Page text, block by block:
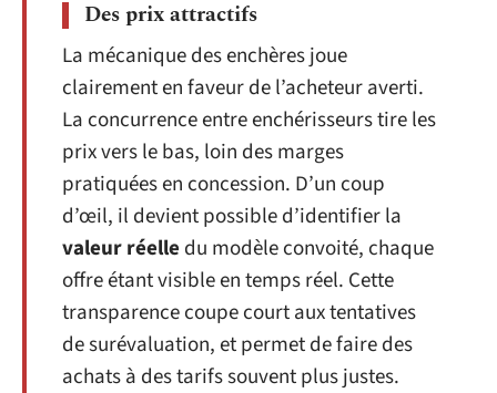
Des prix attractifs
La mécanique des enchères joue
clairement en faveur de l’acheteur averti.
La concurrence entre enchérisseurs tire les
prix vers le bas, loin des marges
pratiquées en concession. D’un coup
d’œil, il devient possible d’identifier la
valeur réelle du modèle convoité, chaque
offre étant visible en temps réel. Cette
transparence coupe court aux tentatives
de surévaluation, et permet de faire des
achats à des tarifs souvent plus justes.